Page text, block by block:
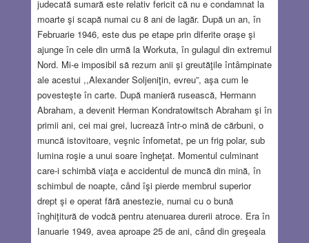
judecată sumară este relativ fericit că nu e condamnat la
moarte şi scapă numai cu 8 ani de lagăr. După un an, în
Februarie 1946, este dus pe etape prin diferite oraşe şi
ajunge în cele din urmă la Workuta, în gulagul din extremul
Nord. Mi-e imposibil să rezum anii şi greutăţile întâmpinate
ale acestui ,,Alexander Soljeniţin, evreu”, aşa cum le
povesteşte în carte. După manieră rusească, Hermann
Abraham, a devenit Herman Kondratowitsch Abraham şi în
primii ani, cei mai grei, lucrează într-o mină de cărbuni, o
muncă istovitoare, veşnic înfometat, pe un frig polar, sub
lumina roşie a unui soare îngheţat. Momentul culminant
care-i schimbă viaţa e accidentul de muncă din mină, în
schimbul de noapte, când îşi pierde membrul superior
drept şi e operat fără anestezie, numai cu o bună
înghiţitură de vodcă pentru atenuarea durerii atroce. Era în
Ianuarie 1949, avea aproape 25 de ani, când din greşeala